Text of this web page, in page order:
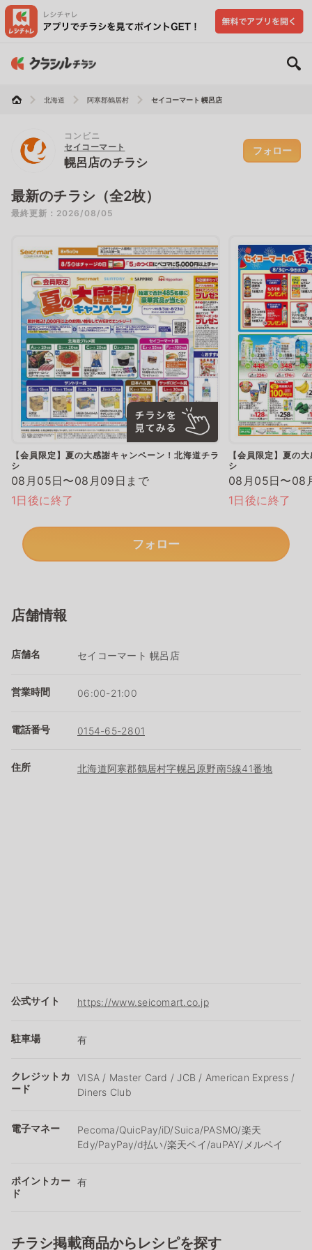
北海道 阿寒郡鶴居村 セイコーマート 幌呂店
コンビニ
セイコーマート
幌呂店のチラシ
フォロー
最新のチラシ（全2枚）
最終更新：2026/08/05
【会員限定】夏の大感謝キャンペーン！北海道チラ
シ
08月05日〜08月09日まで
1日後に終了
【会員限定】夏の
シ
08月05日〜08
1日後に終了
フォロー
店舗情報
店舗名 セイコーマート 幌呂店
営業時間 06:00-21:00
電話番号 0154-65-2801
住所 北海道阿寒郡鶴居村字幌呂原野南5線41番地
公式サイト https://www.seicomart.co.jp
駐車場 有
クレジットカ
ード
VISA / Master Card / JCB / American Express /
Diners Club
電子マネー
Pecoma/QuicPay/iD/Suica/PASMO/楽天
Edy/PayPay/d払い/楽天ペイ/auPAY/メルペイ
ポイントカー
ド
有
チラシ掲載商品からレシピを探す